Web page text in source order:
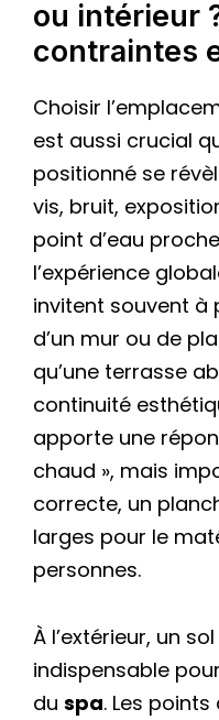
ou intérieur
contraintes
Choisir
est aussi crucial
positionné se
vis, bruit,
point d’eau
l’expérience
invitent souvent à
d’un mur ou de
qu’une terrasse
continuité
apporte une
chaud », mais
correcte, un
larges pour le
personnes.
À l’extérieur, un
indispensable
du spa. Les